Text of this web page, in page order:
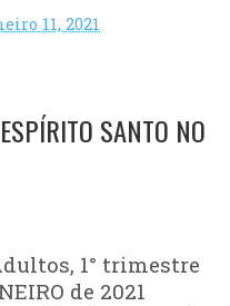
11, 2021
SANTO NO
1° trimestre
de 2021